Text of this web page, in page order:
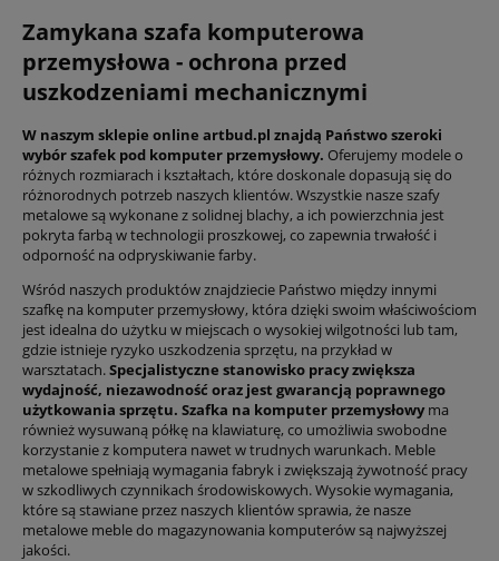
Zamykana szafa komputerowa
przemysłowa - ochrona przed
uszkodzeniami mechanicznymi
W naszym sklepie online artbud.pl znajdą Państwo szeroki
wybór szafek pod komputer przemysłowy. Oferujemy modele o
różnych rozmiarach i kształtach, które doskonale dopasują się do
różnorodnych potrzeb naszych klientów. Wszystkie nasze szafy
metalowe są wykonane z solidnej blachy, a ich powierzchnia jest
pokryta farbą w technologii proszkowej, co zapewnia trwałość i
odporność na odpryskiwanie farby.
Wśród naszych produktów znajdziecie Państwo między innymi
szafkę na komputer przemysłowy, która dzięki swoim właściwościom
jest idealna do użytku w miejscach o wysokiej wilgotności lub tam,
gdzie istnieje ryzyko uszkodzenia sprzętu, na przykład w
warsztatach.Specjalistyczne stanowisko pracy zwiększa
wydajność, niezawodność oraz jest gwarancją poprawnego
użytkowania sprzętu. Szafka na komputer przemysłowyma
również wysuwaną półkę na klawiaturę, co umożliwia swobodne
korzystanie z komputera nawet w trudnych warunkach. Meble
metalowe spełniają wymagania fabryk i zwiększają żywotność pracy
w szkodliwych czynnikach środowiskowych. Wysokie wymagania,
które są stawiane przez naszych klientów sprawia, że nasze
metalowe meble do magazynowania komputerów są najwyższej
jakości.